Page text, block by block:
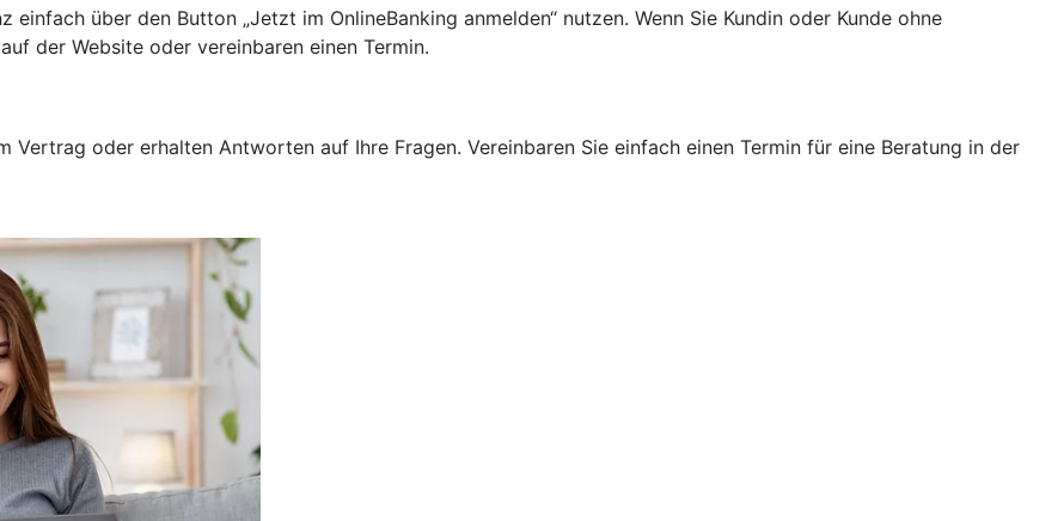
einfach über den Button „Jetzt im OnlineBanking anmelden“ nutzen. Wenn Sie Kundin oder Kunde ohne
der Website oder vereinbaren einen Termin.
Vertrag oder erhalten Antworten auf Ihre Fragen. Vereinbaren Sie einfach einen Termin für eine Beratung in der